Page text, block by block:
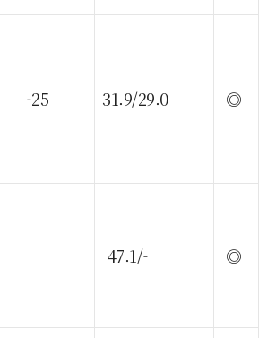
-25 31.9/29.0 ◎
47.1/- ◎